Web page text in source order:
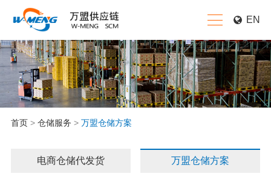
EN
首页> 仓储服务 > 万盟仓储方案
电商仓储代发货 万盟仓储方案